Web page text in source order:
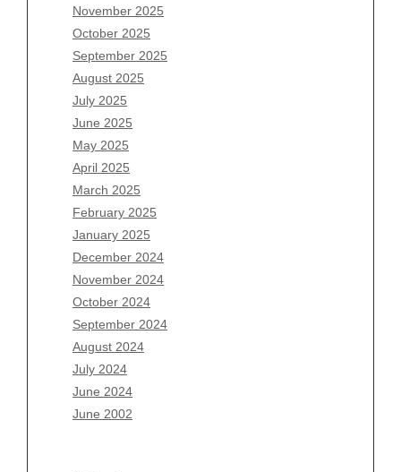
November 2025
October 2025
September 2025
August 2025
July 2025
June 2025
May 2025
April 2025
March 2025
February 2025
January 2025
December 2024
November 2024
October 2024
September 2024
August 2024
July 2024
June 2024
June 2002
August 2026
July 2026
June 2026
May 2026
April 2026
March 2026
February 2026
January 2026
December 2025
November 2025
October 2025
September 2025
August 2025
July 2025
June 2025
May 2025
April 2025
March 2025